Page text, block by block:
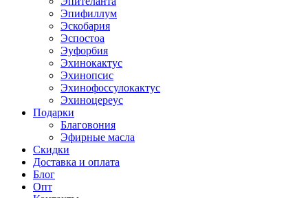
Эпифиллум
Эскобария
Эспостоа
Эуфорбия
Эхинокактус
Эхинопсис
Эхинофоссулокактус
Эхиноцереус
Подарки
Благовония
Эфирные масла
Скидки
Доставка и оплата
Блог
Опт